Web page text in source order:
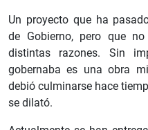
Un proyecto que ha
de Gobierno, pero que
distintas razones. Sin
gobernaba es una obra
debió culminarse hace
se dilató.